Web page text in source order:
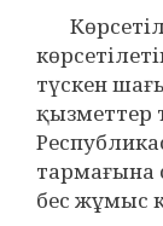
түскен
қызметтер
тармағына
бес жұмыс